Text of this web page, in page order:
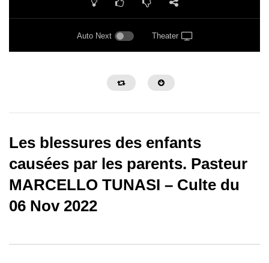
Auto Next Theater
02:38:35 02:14:35
Les blessures des enfants
causées par les parents. Pasteur
MARCELLO TUNASI – Culte du
06 Nov 2022